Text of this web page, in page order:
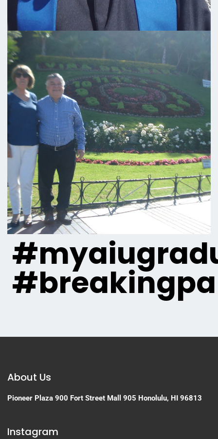
About Us
Pioneer Plaza 900 Fort Street Mall 905 Honolulu, HI 96813
Instagram